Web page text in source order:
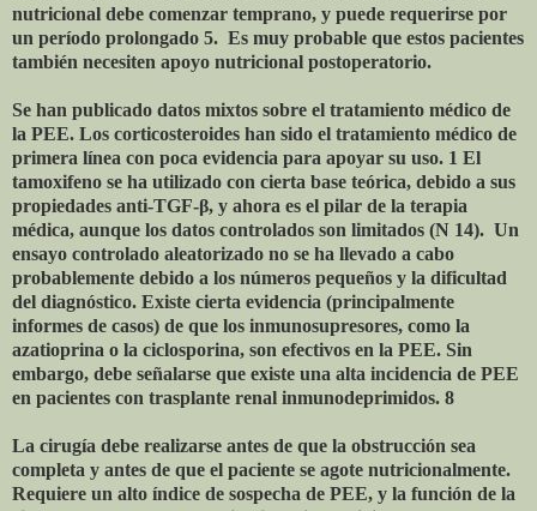
nutricional debe comenzar temprano, y puede requerirse por
un período prolongado 5. Es muy probable que estos pacientes
también necesiten apoyo nutricional postoperatorio.
Se han publicado datos mixtos sobre el tratamiento médico de
la PEE. Los corticosteroides han sido el tratamiento médico de
primera línea con poca evidencia para apoyar su uso. 1 El
tamoxifeno se ha utilizado con cierta base teórica, debido a sus
propiedades anti-TGF-β, y ahora es el pilar de la terapia
médica, aunque los datos controlados son limitados (N 14). Un
ensayo controlado aleatorizado no se ha llevado a cabo
probablemente debido a los números pequeños y la dificultad
del diagnóstico. Existe cierta evidencia (principalmente
informes de casos) de que los inmunosupresores, como la
azatioprina o la ciclosporina, son efectivos en la PEE. Sin
embargo, debe señalarse que existe una alta incidencia de PEE
en pacientes con trasplante renal inmunodeprimidos. 8
La cirugía debe realizarse antes de que la obstrucción sea
completa y antes de que el paciente se agote nutricionalmente.
Requiere un alto índice de sospecha de PEE, y la función de la